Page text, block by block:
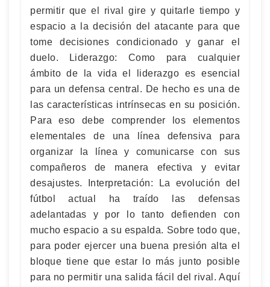
permitir que el rival gire y quitarle tiempo y
espacio a la decisión del atacante para que
tome decisiones condicionado y ganar el
duelo. Liderazgo: Como para cualquier
ámbito de la vida el liderazgo es esencial
para un defensa central. De hecho es una de
las características intrínsecas en su posición.
Para eso debe comprender los elementos
elementales de una línea defensiva para
organizar la línea y comunicarse con sus
compañeros de manera efectiva y evitar
desajustes. Interpretación: La evolución del
fútbol actual ha traído las defensas
adelantadas y por lo tanto defienden con
mucho espacio a su espalda. Sobre todo que,
para poder ejercer una buena presión alta el
bloque tiene que estar lo más junto posible
para no permitir una salida fácil del rival. Aquí